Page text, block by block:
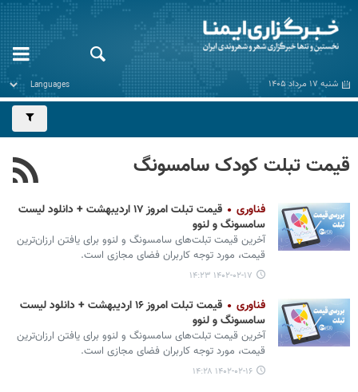
شنبه ۱۷ مرداد ۱۴۰۵
قیمت تبلت کودک سامسونگ
فناوری
قیمت تبلت امروز ۱۷ اردیبهشت + دانلود لیست
سامسونگ و لنوو
آخرین قیمت تبلت‌های سامسونگ و لنوو برای یافتن ارزان‌ترین
قیمت، مورد توجه کاربران فضای مجازی است.
۱۴۰۲-۰۲-۱۷ ۱۴:۲۳
فناوری
قیمت تبلت امروز ۱۶ اردیبهشت + دانلود لیست
سامسونگ و لنوو
آخرین قیمت تبلت‌های سامسونگ و لنوو برای یافتن ارزان‌ترین
قیمت، مورد توجه کاربران فضای مجازی است.
۱۴۰۲-۰۲-۱۶ ۱۴:۲۸